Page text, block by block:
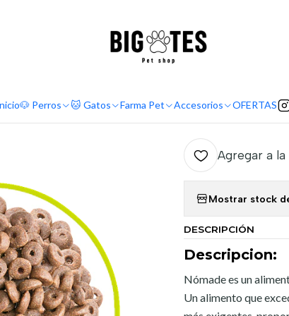
🐶 Perros 🐱 Gatos Farma Pet Accesorios OFERTAS
Premium Nómade Nomade Gato 10 kg
Nomade
Agregar a
Mostrar stock
DESCRIPCIÓN
Descripcion:
Nómade es un
Un alimento que